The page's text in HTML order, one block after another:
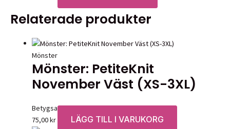
här
flera
olika
alternativen
på
Relaterade produkter
Mönster
Mönster: PetiteKnit
November Väst (XS-3XL)
Betygsatt0av 5
75,00kr LÄGG TILL I VARUKORG